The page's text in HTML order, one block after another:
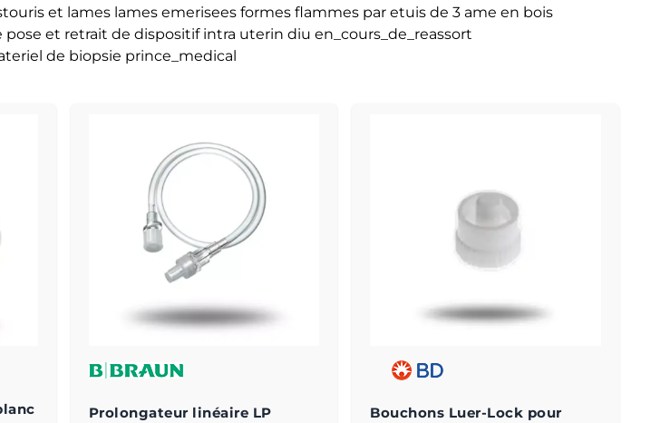
et lames lames emerisees formes flammes par etuis de 3 ame en bois
et retrait de dispositif intra uterin diu en_cours_de_reassort
de biopsie prince_medical
Prolongateur linéaire LP
Bouchons Luer-Lock pour